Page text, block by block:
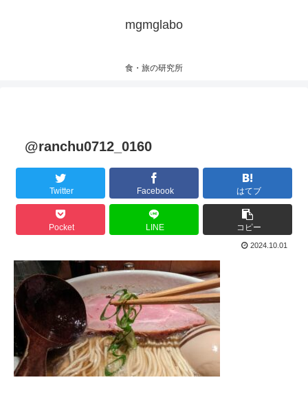
mgmglabo
食・旅の研究所
@ranchu0712_0160
Twitter Facebook はてブ
Pocket LINE コピー
2024.10.01